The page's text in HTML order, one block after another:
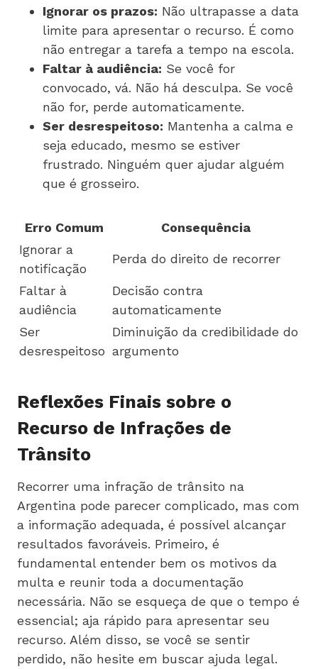
Ignorar os prazos: Não ultrapasse a data
limite para apresentar o recurso. É como
não entregar a tarefa a tempo na escola.
Faltar à audiência: Se você for
convocado, vá. Não há desculpa. Se você
não for, perde automaticamente.
Ser desrespeitoso: Mantenha a calma e
seja educado, mesmo se estiver
frustrado. Ninguém quer ajudar alguém
que é grosseiro.
Erro Comum
Consequência
Ignorar a
notificação
Perda do direito de recorrer
Faltar à
audiência
Decisão contra
automaticamente
Ser
desrespeitoso
Diminuição da credibilidade do
argumento
Reflexões Finais sobre o
Recurso de Infrações de
Trânsito
Recorrer uma infração de trânsito na
Argentina pode parecer complicado, mas com
a informação adequada, é possível alcançar
resultados favoráveis. Primeiro, é
fundamental entender bem os motivos da
multa e reunir toda a documentação
necessária. Não se esqueça de que o tempo é
essencial; aja rápido para apresentar seu
recurso. Além disso, se você se sentir
perdido, não hesite em buscar ajuda legal.